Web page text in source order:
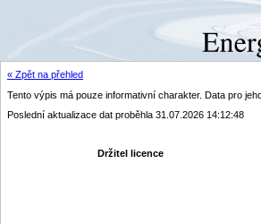
« Zpět na přehled
Tento výpis má pouze informativní charakter. Data pro
Poslední aktualizace dat proběhla 31.07.2026 14:12:48
Držitel licence